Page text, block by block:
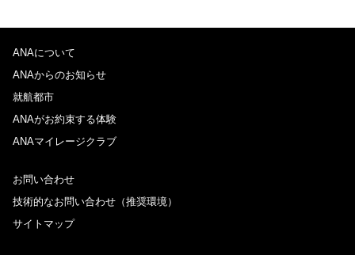
プロモーションコードについて
前後3日の運賃を検索
・表示金額は選択いただいた条件でのもっともおトクな運賃となりま
・表示金額と空席状況は最新ではない場合があります。[検索する]ボタ
ンより最新の空席照会結果をご確認ください。
・「＊」は現在金額が確認できない都市・日付となります。空席照会結
・表示金額には、運賃、
の各種税金、料金などが含まれます。発券時に再計算するため、変動す
る可能性があります。
示される場合があります。
ANAについて
ANAからのお知らせ
就航都市
ANAがお約束する体験
ANAマイレージクラブ
お問い合わせ
技術的なお問い合わせ（推奨環境）
サイトマップ